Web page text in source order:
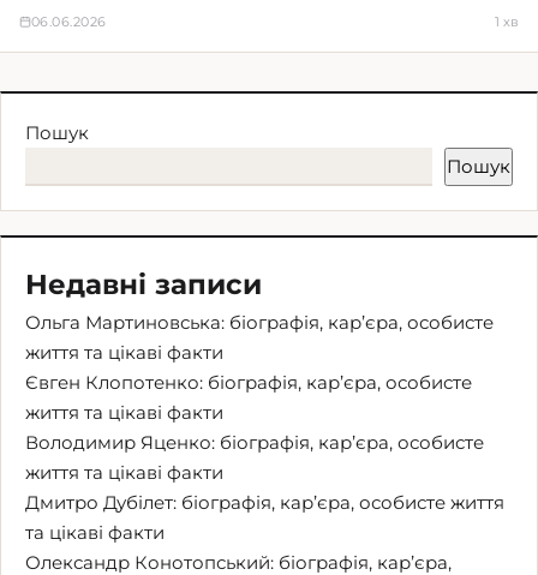
06.06.2026 1 хв
Пошук
Пошук
Недавні записи
Ольга Мартиновська: біографія, кар’єра, особисте
життя та цікаві факти
Євген Клопотенко: біографія, кар’єра, особисте
життя та цікаві факти
Володимир Яценко: біографія, кар’єра, особисте
життя та цікаві факти
Дмитро Дубілет: біографія, кар’єра, особисте життя
та цікаві факти
Олександр Конотопський: біографія, кар’єра,